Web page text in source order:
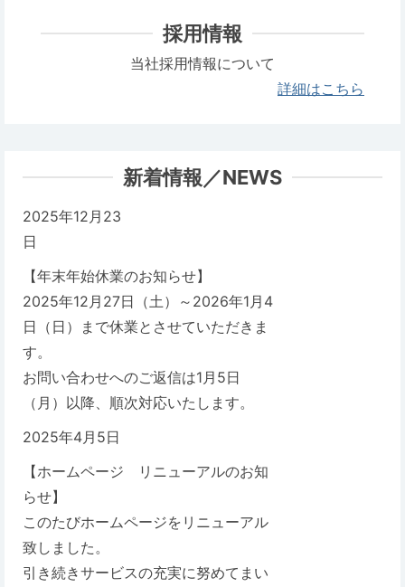
採用情報
当社採用情報について
詳細はこちら
新着情報／NEWS
2025年12月23
日
【年末年始休業のお知らせ】
2025年12月27日（土）～2026年1月4
日（日）まで休業とさせていただきま
す。
お問い合わせへのご返信は1月5日
（月）以降、順次対応いたします。
2025年4月5日
【ホームページ リニューアルのお知
らせ】
このたびホームページをリニューアル
致しました。
引き続きサービスの充実に努めてまい